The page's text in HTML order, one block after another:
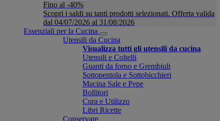
Fino al -40%
Scopri i saldi su tanti prodotti selezionati. Offerta valida
dal 04/07/2026 al 31/08/2026
Essenziali per la Cucina
Utensili da Cucina
Visualizza tutti gli utensili da cucina
Utensili e Coltelli
Guanti da forno e Grembiuli
Sottopentola e Sottobicchieri
Macina Sale e Pepe
Bollitori
Cura e Utilizzo
Libri Ricette
Conservare